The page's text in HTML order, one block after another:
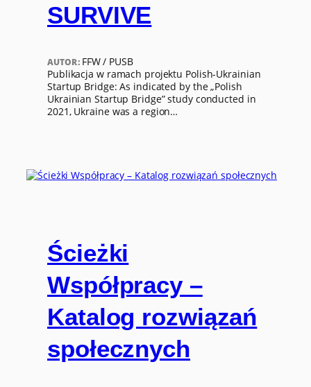
SURVIVE
AUTOR: FFW / PUSB
Publikacja w ramach projektu Polish-Ukrainian
Startup Bridge: As indicated by the „Polish
Ukrainian Startup Bridge” study conducted in
2021, Ukraine was a region…
Ścieżki
Współpracy –
Katalog rozwiązań
społecznych